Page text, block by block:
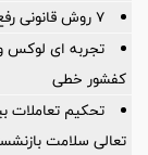
۷ روش قانونی رفع سوء‌اثر از چک برگشتی
تجربه ای لوکس
کفشور خطی
تحکیم تعاملات
تعالی سلامت